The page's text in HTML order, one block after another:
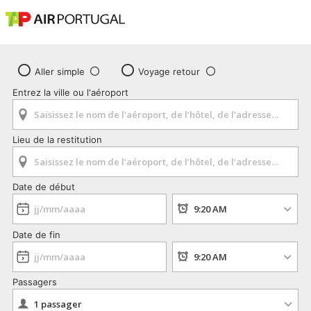
Aller simple
Voyage retour
Entrez la ville ou l'aéroport
Lieu de la restitution
Date de début
Date de fin
Passagers